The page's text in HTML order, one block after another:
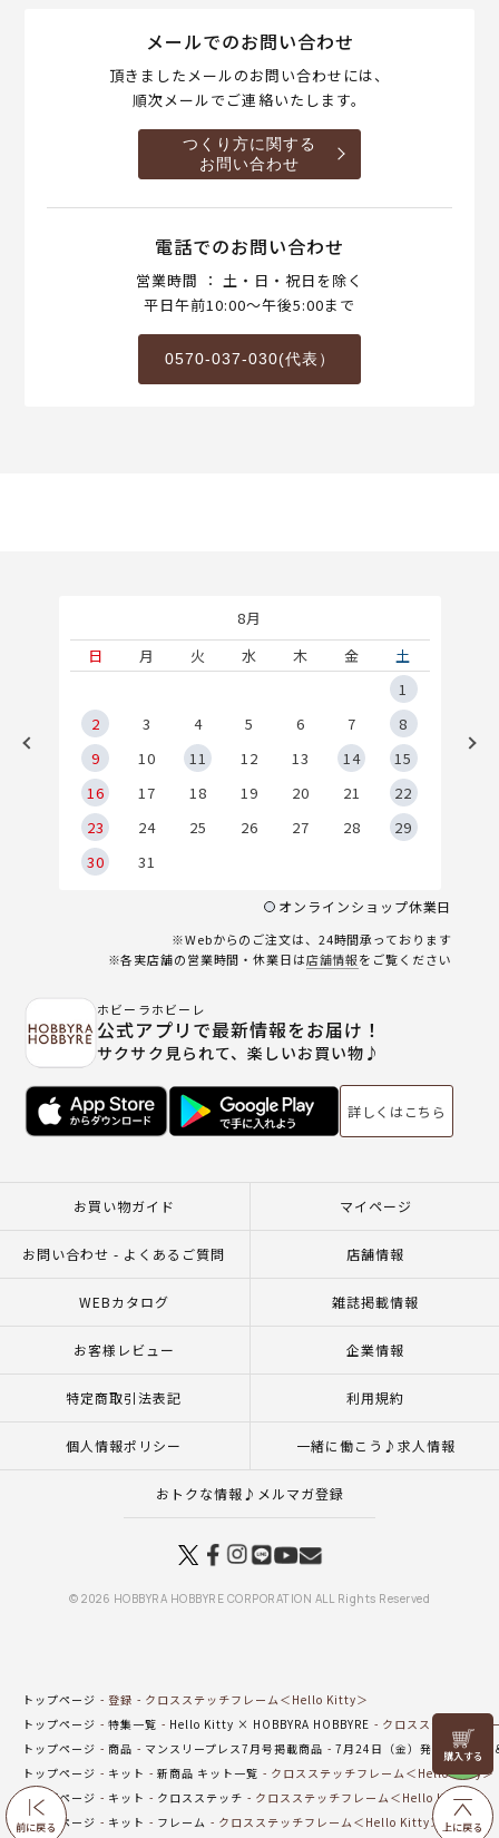
前に戻る
リリヤン
フェア
上に戻る
メールでのお問い合わせ
頂きましたメールのお問い合わせには、
順次メールでご連絡いたします。
つくり方に関する
お問い合わせ
電話でのお問い合わせ
営業時間 ： 土・日・祝日を除く
平日午前10:00～午後5:00まで
0570-037-030(代表）
8月
日
月 火 水 木 金
土
1
2
3 4 5 6 7
8
9
10 11 12 13 14
15
16
17 18 19 20 21
22
23
24 25 26 27 28
29
30
31
オンラインショップ休業日
※Webからのご注文は、24時間承っております
※各実店舗の営業時間・休業日は店舗情報をご覧ください
ホビーラホビーレ
公式アプリで最新情報をお届け！
サクサク見られて、楽しいお買い物♪
詳しくはこちら
お買い物ガイド マイページ
お問い合わせ - よくあるご質問 店舗情報
WEBカタログ 雑誌掲載情報
お客様レビュー 企業情報
特定商取引法表記 利用規約
個人情報ポリシー 一緒に働こう♪求人情報
おトクな情報♪メルマガ登録
© 2026 HOBBYRA HOBBYRE CORPORATION ALL Rights Reserved
トップページ 登録
クロスステッチフレーム＜Hello Kitty＞
トップページ
特集一覧 Hello Kitty × HOBBYRA HOBBYRE
クロスステッチフ
トップページ
商品 マンスリープレス7月号掲載商品
7月24日（金）発売の新商品
トップページ
キット 新商品 キット一覧
クロスステッチフレーム＜Hello Kitty＞
トップページ
キット クロスステッチ
クロスステッチフレーム＜Hello Kitty＞
トップページ
キット フレーム クロスステッチフレーム＜Hello Kitty＞